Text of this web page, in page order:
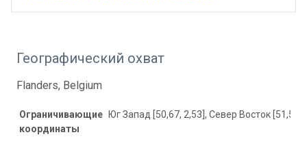
Географический охват
Flanders, Belgium
Ограничивающие
координаты
Юг Запад [50,67, 2,53], Север Восток [51,51,